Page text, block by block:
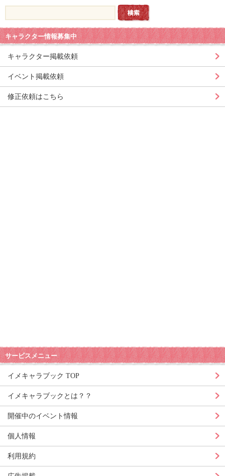
キャラクター情報募集中
キャラクター掲載依頼
イベント掲載依頼
修正依頼はこちら
サービスメニュー
イメキャラブック TOP
イメキャラブックとは？？
開催中のイベント情報
個人情報
利用規約